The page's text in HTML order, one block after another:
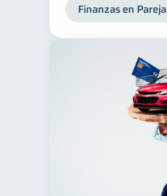
Finanzas en Pareja